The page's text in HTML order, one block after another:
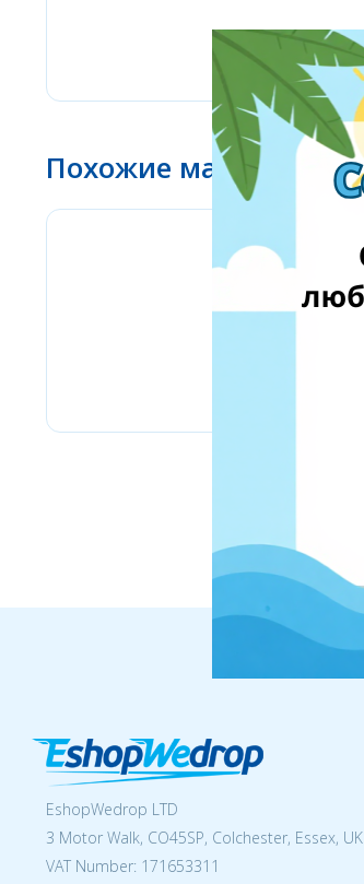
Похожие магазины
EshopWedrop LTD
3 Motor Walk, CO45SP, Colchester, Essex, UK
VAT Number: 171653311